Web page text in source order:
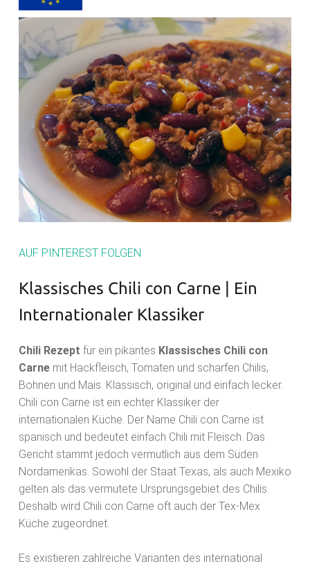
AUF PINTEREST FOLGEN
Klassisches Chili con Carne | Ein
Internationaler Klassiker
Chili Rezept für ein pikantes Klassisches Chili con
Carnemit Hackfleisch, Tomaten und scharfen Chilis,
Bohnen und Mais. Klassisch, original und einfach lecker.
Chili con Carne ist ein echter Klassiker der
internationalen Küche. Der Name Chili con Carne ist
spanisch und bedeutet einfach Chili mit Fleisch. Das
Gericht stammt jedoch vermutlich aus dem Süden
Nordamerikas. Sowohl der Staat Texas, als auch Mexiko
gelten als das vermutete Ursprungsgebiet des Chilis.
Deshalb wird Chili con Carne oft auch der Tex-Mex
Küche zugeordnet.
Es existieren zahlreiche Varianten des international